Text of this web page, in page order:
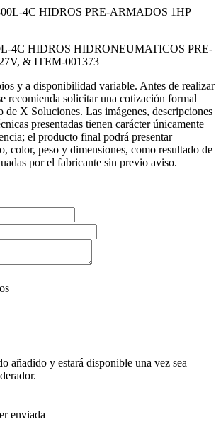
4C HIDROS HIDRONEUMATICOS PRE-
& ITEM-001373
y a disponibilidad variable. Antes de realizar
recomienda solicitar una cotización formal
de X Soluciones. Las imágenes, descripciones
presentadas tienen carácter únicamente
el producto final podrá presentar
color, peso y dimensiones, como resultado de
por el fabricante sin previo aviso.
añadido y estará disponible una vez sea
enviada